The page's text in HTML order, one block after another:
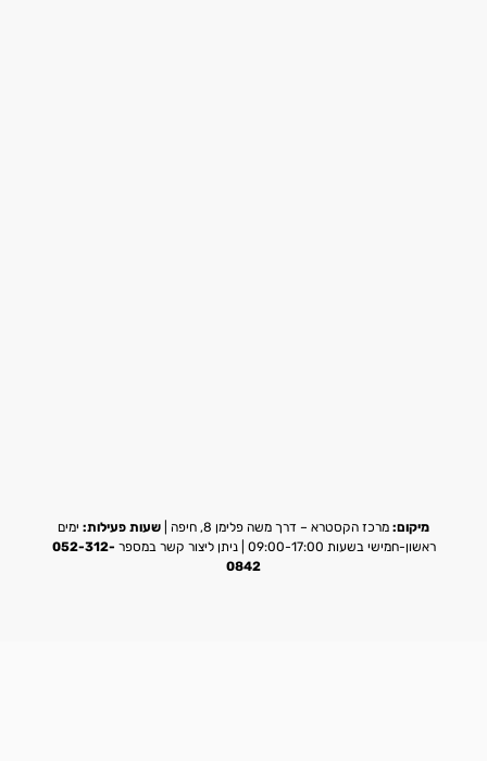
מיקום: מרכז הקסטרא – דרך משה פלימן 8, חיפה | שעות פעילות: ימים
ראשון-חמישי בשעות 09:00-17:00 | ניתן ליצור קשר במספר
052-312-
0842